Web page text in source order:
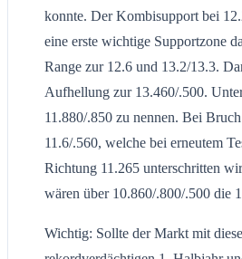
konnte. Der Kombisupport bei
eine erste wichtige Supportzone
Range zur 12.6 und 13.2/13.3.
Aufhellung zur 13.460/.500.
11.880/.850 zu nennen. Bei
11.6/.560, welche bei erneutem
Richtung 11.265 unterschritten
wären über 10.860/.800/.500 die
Wichtig: Sollte der Markt mit